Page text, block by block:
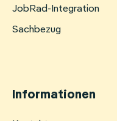
überspringen
JobRad-Integration
Sachbezug
Informationen